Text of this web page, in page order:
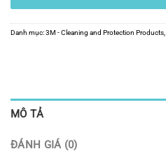
Danh mục:3M - Cleaning and Protection Products,
MÔ TẢ
ĐÁNH GIÁ (0)